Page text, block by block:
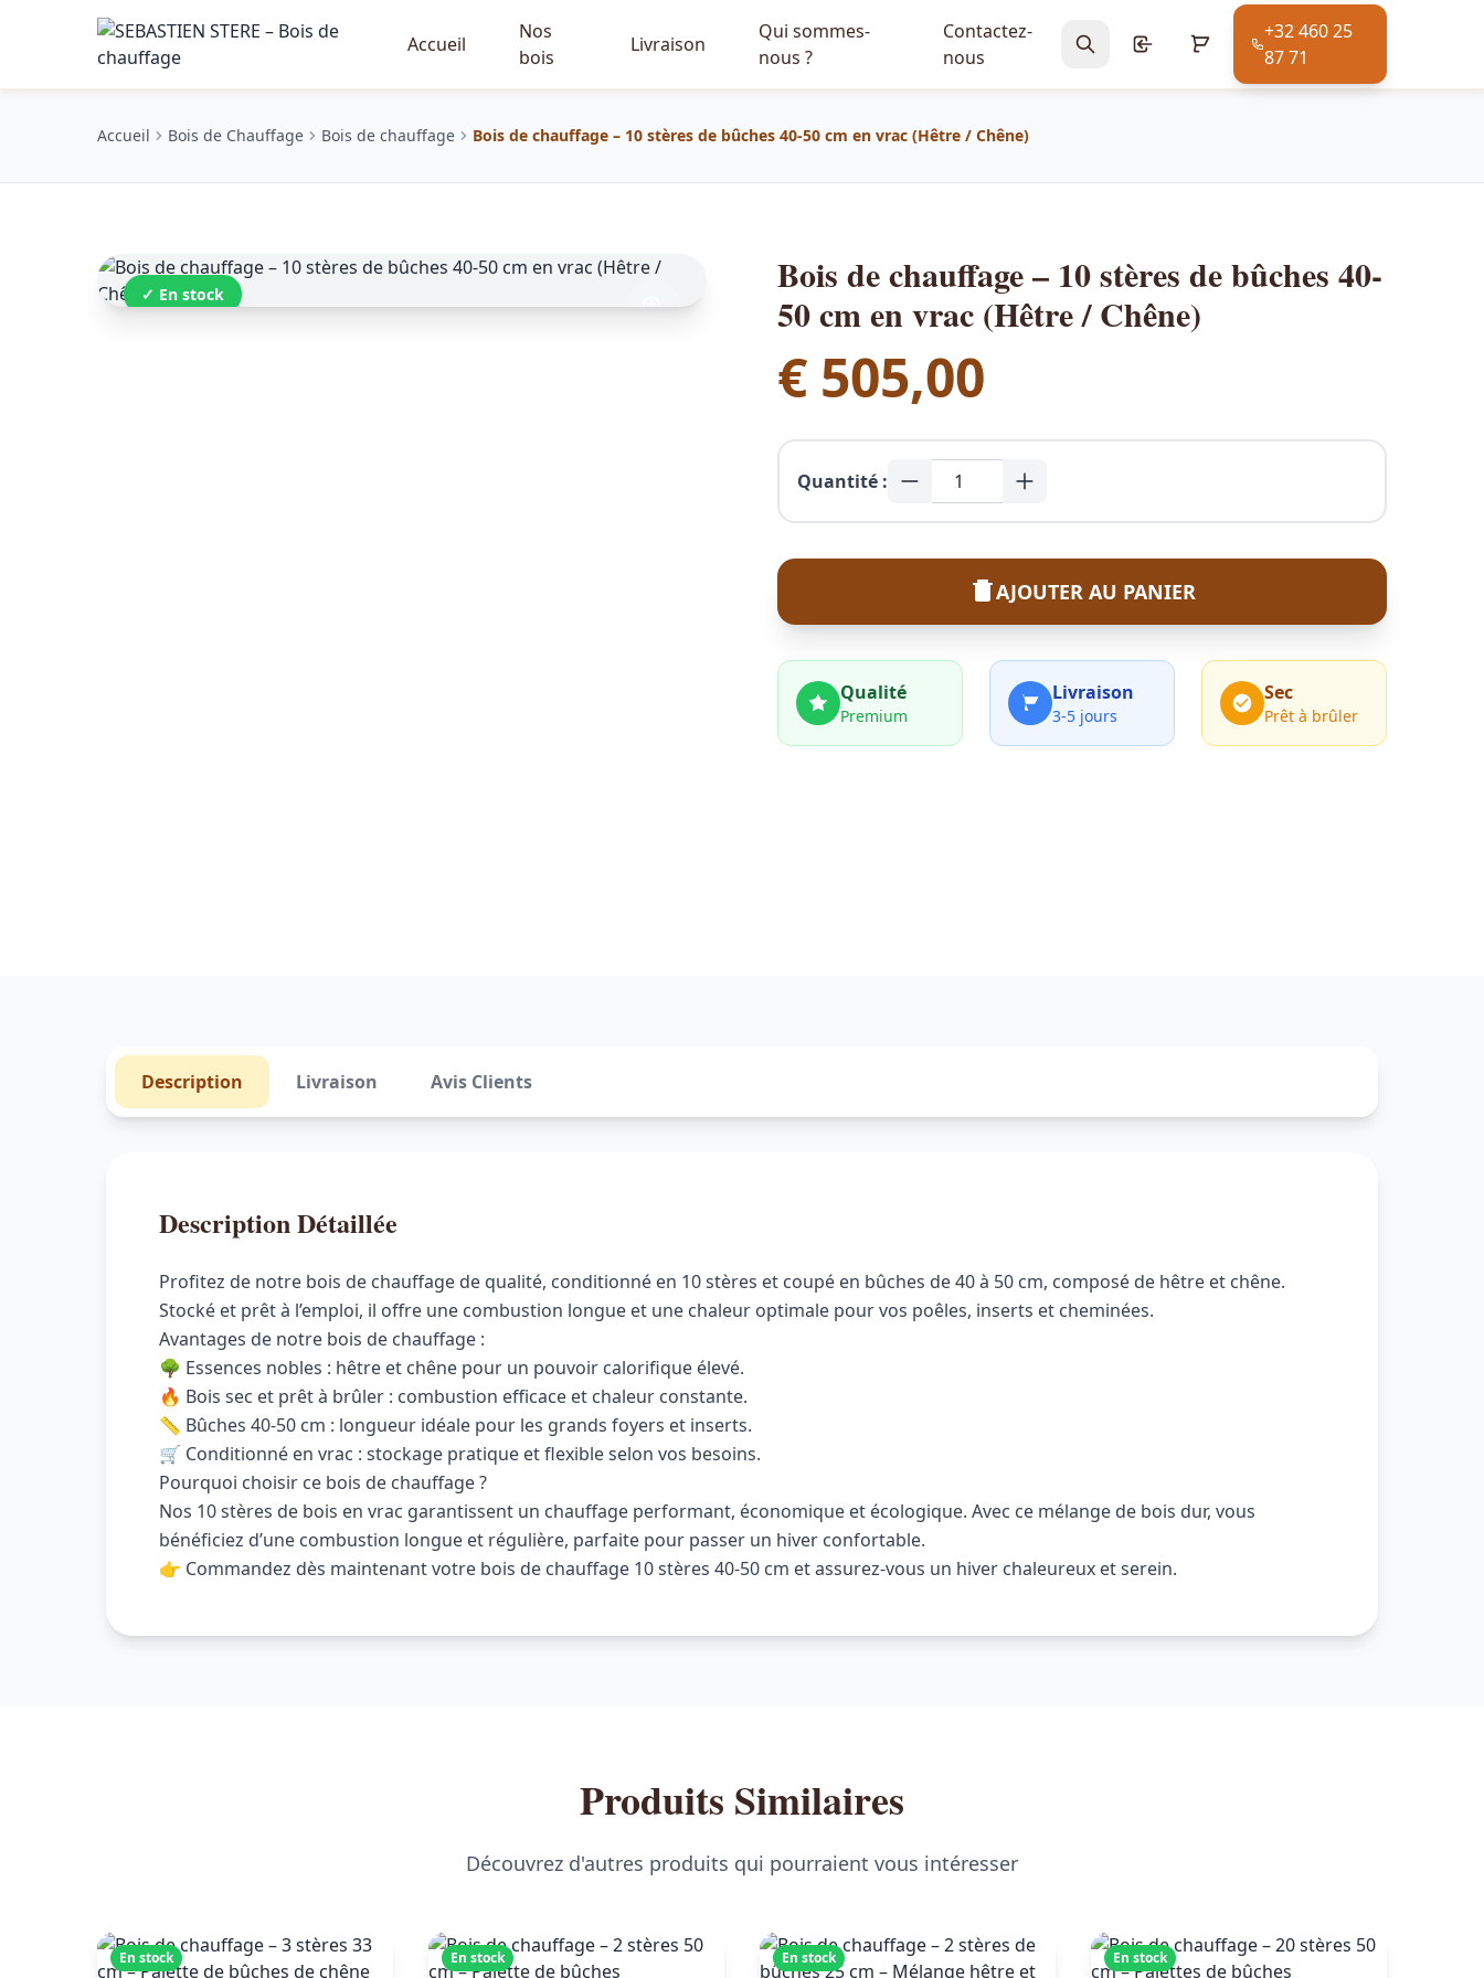
Accueil
Nos
bois
Livraison
Qui sommes-
nous ?
Contactez-
nous
+32 460 25
87 71
Accueil Bois de Chauffage Bois de chauffage Bois de chauffage – 10 stères de bûches 40-50 cm en vrac (Hêtre / Chêne)
✓ En stock
Bois de chauffage – 10 stères de bûches 40-
50 cm en vrac (Hêtre / Chêne)
€ 505,00
Quantité :
AJOUTER AU PANIER
Qualité
Premium
Livraison
3-5 jours
Sec
Prêt à brûler
Description Livraison Avis Clients
Description Détaillée
Profitez de notre bois de chauffage de qualité, conditionné en 10 stères et coupé en bûches de 40 à 50 cm, composé de hêtre et chêne.
Stocké et prêt à l’emploi, il offre une combustion longue et une chaleur optimale pour vos poêles, inserts et cheminées.
Avantages de notre bois de chauffage :
🌳 Essences nobles : hêtre et chêne pour un pouvoir calorifique élevé.
🔥 Bois sec et prêt à brûler : combustion efficace et chaleur constante.
📏 Bûches 40-50 cm : longueur idéale pour les grands foyers et inserts.
🛒 Conditionné en vrac : stockage pratique et flexible selon vos besoins.
Pourquoi choisir ce bois de chauffage ?
Nos 10 stères de bois en vrac garantissent un chauffage performant, économique et écologique. Avec ce mélange de bois dur, vous
bénéficiez d’une combustion longue et régulière, parfaite pour passer un hiver confortable.
👉 Commandez dès maintenant votre bois de chauffage 10 stères 40-50 cm et assurez-vous un hiver chaleureux et serein.
Produits Similaires
Découvrez d'autres produits qui pourraient vous intéresser
En stock En stock En stock En stock